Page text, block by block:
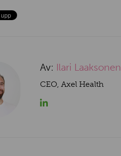
Av: Ilari Laaksonen
CEO, Axel Health